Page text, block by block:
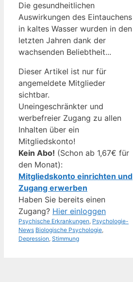
Die gesundheitlichen
Auswirkungen des Eintauchens
in kaltes Wasser wurden in den
letzten Jahren dank der
wachsenden Beliebtheit...
Dieser Artikel ist nur für
angemeldete Mitglieder
sichtbar.
Uneingeschränkter und
werbefreier Zugang zu allen
Inhalten über ein
Mitgliedskonto!
Kein Abo! (Schon ab 1,67€ für
den Monat):
Mitgliedskonto einrichten und
Zugang erwerben
Haben Sie bereits einen
Zugang? Hier einloggen
Kategorien
Psychische Erkrankungen, Psychologie-
News Schlagwörter
Biologische Psychologie,
Depression, Stimmung